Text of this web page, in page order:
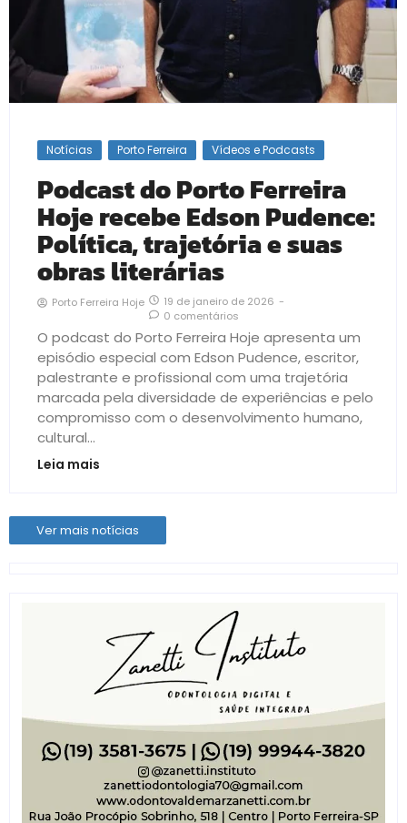
Notícias Porto Ferreira Vídeos e Podcasts
Podcast do Porto Ferreira
Hoje recebe Edson Pudence:
Política, trajetória e suas
obras literárias
Porto Ferreira Hoje 19 de janeiro de 2026 -
0 comentários
O podcast do Porto Ferreira Hoje apresenta um
episódio especial com Edson Pudence, escritor,
palestrante e profissional com uma trajetória
marcada pela diversidade de experiências e pelo
compromisso com o desenvolvimento humano,
cultural...
Leia mais
Ver mais notícias